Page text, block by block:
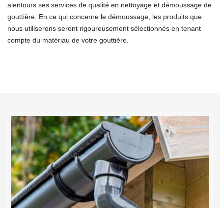
alentours ses services de qualité en nettoyage et démoussage de
gouttière. En ce qui concerne le démoussage, les produits que
nous utiliserons seront rigoureusement sélectionnés en tenant
compte du matériau de votre gouttière.